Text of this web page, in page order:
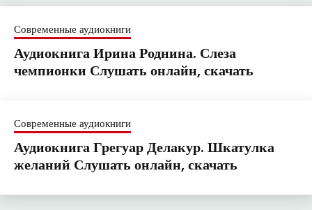
Современные аудиокниги
Аудиокнига Ирина Роднина. Слеза
чемпионки Слушать онлайн, скачать
Современные аудиокниги
Аудиокнига Грегуар Делакур. Шкатулка
желаний Слушать онлайн, скачать